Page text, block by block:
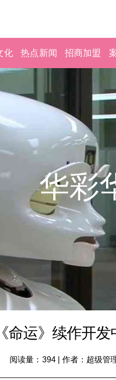
化 热点新闻 招商加盟
华彩
《命运》续作开
阅读量：394 作者：超级管